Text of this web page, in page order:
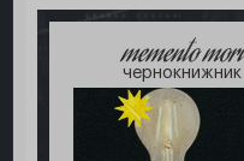
memento mori
чернокнижник